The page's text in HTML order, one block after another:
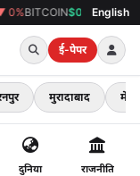
$0▼ 0% 38°C मुजफ्फरनगर
English
ई-पेपर
मुरादाबाद मेरठ
दुनिया राजनीति